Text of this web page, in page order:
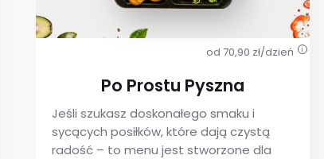
od 70,90 zł/dzień i
Po Prostu Pyszna
Jeśli szukasz doskonałego smaku i
sycących posiłków, które dają czystą
radość – to menu jest stworzone dla